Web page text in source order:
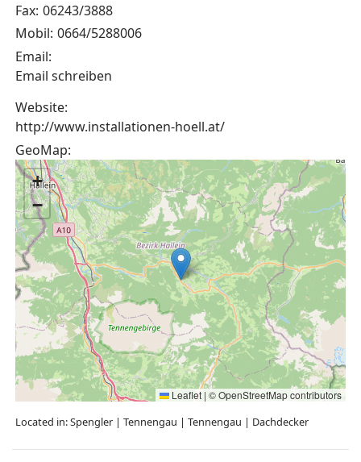
Fax: 06243/3888
Mobil: 0664/5288006
Email:
Email schreiben
Website:
http://www.installationen-hoell.at/
GeoMap:
+
−
Leaflet | ©OpenStreetMapcontributors
Located in:Spengler | Tennengau | Tennengau | Dachdecker